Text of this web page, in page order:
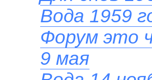
Вода 1959
Форум это
9 мая